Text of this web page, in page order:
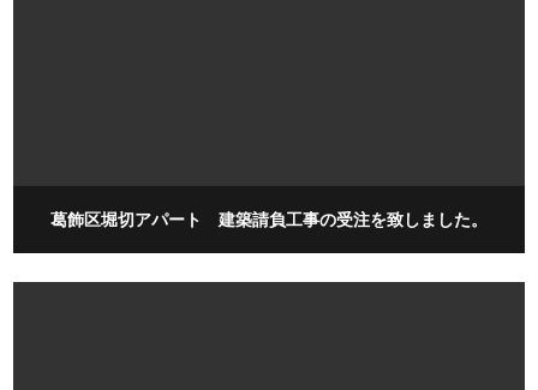
葛飾区堀切アパート 建築請負工事の受注を致しました。